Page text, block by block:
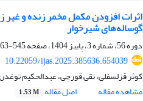
اثرات افزودن مکمل مخمر زنده و
گوساله‌های شیرخوار
دوره 56، شماره 3، پاییز 1404، صفحه
545-563
10.22059/ijas.2025.385636.654039
کوثر قزلسفلی، تقی قورچی، عبدالحکیم
مشاهده مقاله
اصل مقاله 1.53 M